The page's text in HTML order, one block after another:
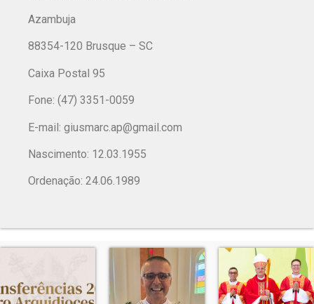
Azambuja
88354-120 Brusque – SC
Caixa Postal 95
Fone: (47) 3351-0059
E-mail: giusmarc.ap@gmail.com
Nascimento: 12.03.1955
Ordenação: 24.06.1989